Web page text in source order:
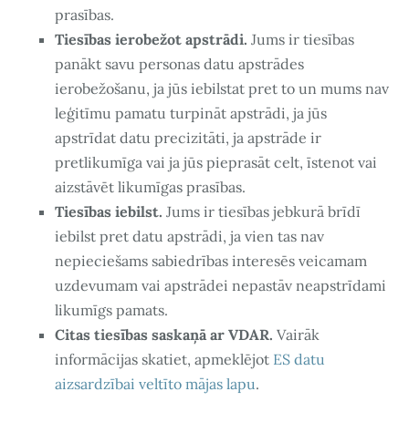
prasības.
Tiesības ierobežot apstrādi. Jums ir tiesības
panākt savu personas datu apstrādes
ierobežošanu, ja jūs iebilstat pret to un mums nav
leģitīmu pamatu turpināt apstrādi, ja jūs
apstrīdat datu precizitāti, ja apstrāde ir
pretlikumīga vai ja jūs pieprasāt celt, īstenot vai
aizstāvēt likumīgas prasības.
Tiesības iebilst. Jums ir tiesības jebkurā brīdī
iebilst pret datu apstrādi, ja vien tas nav
nepieciešams sabiedrības interesēs veicamam
uzdevumam vai apstrādei nepastāv neapstrīdami
likumīgs pamats.
Citas tiesības saskaņā ar VDAR. Vairāk
informācijas skatiet, apmeklējot ES datu
aizsardzībai veltīto mājas lapu.